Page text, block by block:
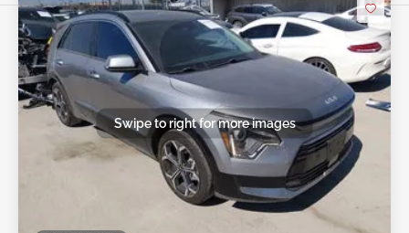
Swipe to right for more images